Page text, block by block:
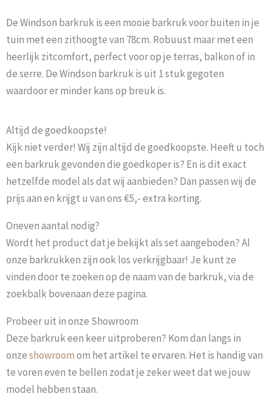
De Windson barkruk is een mooie barkruk voor buiten in je
tuin met een zithoogte van 78cm. Robuust maar met een
heerlijk zitcomfort, perfect voor op je terras, balkon of in
de serre. De Windson barkruk is uit 1 stuk gegoten
waardoor er minder kans op breuk is.
Altijd de goedkoopste!
Kijk niet verder! Wij zijn altijd de goedkoopste. Heeft u toch
een barkruk gevonden die goedkoper is? En is dit exact
hetzelfde model als dat wij aanbieden? Dan passen wij de
prijs aan en krijgt u van ons €5,- extra korting.
Oneven aantal nodig?
Wordt het product dat je bekijkt als set aangeboden? Al
onze barkrukken zijn ook los verkrijgbaar! Je kunt ze
vinden door te zoeken op de naam van de barkruk, via de
zoekbalk bovenaan deze pagina.
Probeer uit in onze Showroom
Deze barkruk een keer uitproberen? Kom dan langs in
onzeshowroomom het artikel te ervaren. Het is handig van
te voren even te bellen zodat je zeker weet dat we jouw
model hebben staan.